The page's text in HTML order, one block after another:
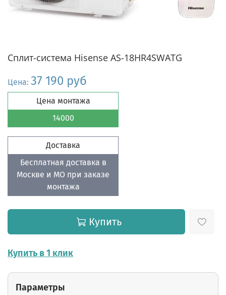
Сплит-система Hisense AS-18HR4SWATG
Цена: 37 190 руб
Цена монтажа
14000
Доставка
Бесплатная доставка в
Москве и МО при заказе
монтажа
Купить
Купить в 1 клик
Параметры